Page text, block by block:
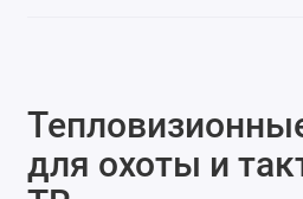
для охоты и